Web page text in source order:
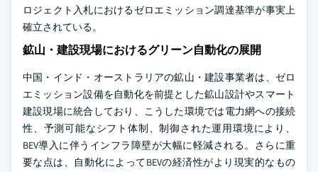
ロジェクト入札におけるゼロエミッション調達基準が事実上
確立されている。
鉱山・建設現場におけるグリーン自動化の展開
中国・インド・オーストラリアの鉱山・建設事業者は、ゼロ
エミッション設備を自動化を前提とした鉱山設計やスマート
建設現場に統合しており、こうした環境では電力網への接続
性、予測可能なシフト体制、制御された運用環境により、
BEV導入に伴うインフラ障壁が大幅に軽減される。さらに重
要な点は、自動化によってBEVの経済性がより現実的なもの